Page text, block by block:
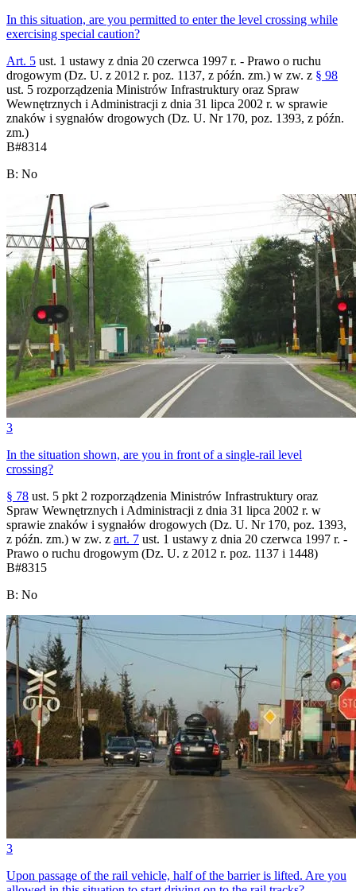
In this situation, are you permitted to enter the level crossing while
exercising special caution?
Art. 5 ust. 1 ustawy z dnia 20 czerwca 1997 r. - Prawo o ruchu
drogowym (Dz. U. z 2012 r. poz. 1137, z późn. zm.) w zw. z § 98
ust. 5 rozporządzenia Ministrów Infrastruktury oraz Spraw
Wewnętrznych i Administracji z dnia 31 lipca 2002 r. w sprawie
znaków i sygnałów drogowych (Dz. U. Nr 170, poz. 1393, z późn.
zm.)
B#8314
B: No
3
In the situation shown, are you in front of a single-rail level
crossing?
§ 78 ust. 5 pkt 2 rozporządzenia Ministrów Infrastruktury oraz
Spraw Wewnętrznych i Administracji z dnia 31 lipca 2002 r. w
sprawie znaków i sygnałów drogowych (Dz. U. Nr 170, poz. 1393,
z późn. zm.) w zw. z art. 7 ust. 1 ustawy z dnia 20 czerwca 1997 r. -
Prawo o ruchu drogowym (Dz. U. z 2012 r. poz. 1137 i 1448)
B#8315
B: No
3
Upon passage of the rail vehicle, half of the barrier is lifted. Are you